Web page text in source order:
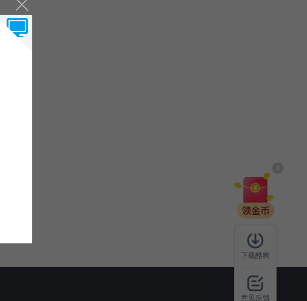
下载酷狗
意见反馈